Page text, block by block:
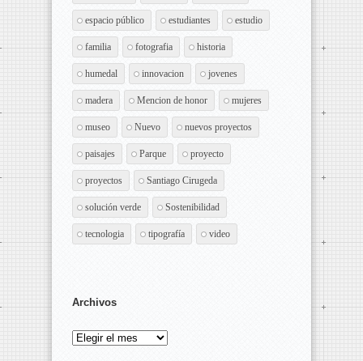
espacio público estudiantes estudio
familia fotografia historia
humedal innovacion jovenes
madera Mencion de honor mujeres
museo Nuevo nuevos proyectos
paisajes Parque proyecto
proyectos Santiago Cirugeda
solución verde Sostenibilidad
tecnologia tipografía video
Archivos
Archivos